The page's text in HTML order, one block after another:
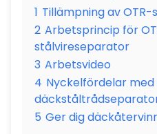
1 Tillämpning av
2 Arbetsprincip för
stålvireseparator
3 Arbetsvideo
4 Nyckelfördelar med
5 Ger dig